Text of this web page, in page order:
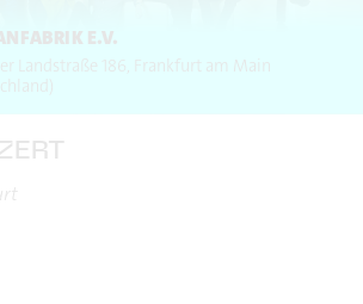
E.V.
Landstraße 186
Frankfurt am Main